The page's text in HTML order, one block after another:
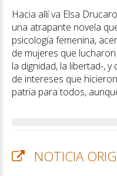
Hacia allí va Elsa
una atrapante novela
psicología femenina,
de mujeres que
la dignidad, la libertad-,
de intereses que
patria para todos,
NOTICIA